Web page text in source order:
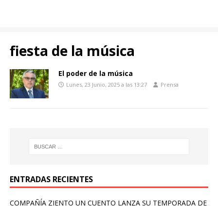
fiesta de la música
El poder de la música
Lunes, 23 Junio, 2025 a las 13:27 Prensa
ENTRADAS RECIENTES
COMPAÑÍA ZIENTO UN CUENTO LANZA SU TEMPORADA DE